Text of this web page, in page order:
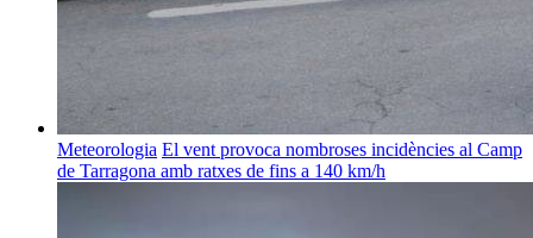
Meteorologia El vent provoca nombroses incidències al Camp
de Tarragona amb ratxes de fins a 140 km/h